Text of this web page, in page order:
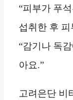
“피부가 푸
섭취한 후
“감기나 독
아요.”
고려은단 비